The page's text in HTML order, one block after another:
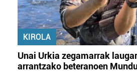
KIROLA
Unai Urkia zegamarrak
arrantzako beteranoen